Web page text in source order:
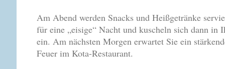
Am Abend werden Snacks und Heißgetränke
für eine „eisige“ Nacht und kuscheln sich dann in
ein. Am nächsten Morgen erwartet Sie ein
Feuer im Kota-Restaurant.